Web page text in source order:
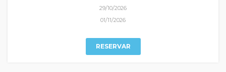
29/10/2026
01/11/2026
RESERVAR